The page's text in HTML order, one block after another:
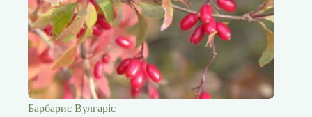
Барбарис Вулгаріс